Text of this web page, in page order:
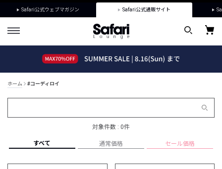
Safari公式ウェブマガジン Safari公式通販サイト
ホーム #コーディロイ
対象件数 : 0件
すべて 通常価格 セール価格